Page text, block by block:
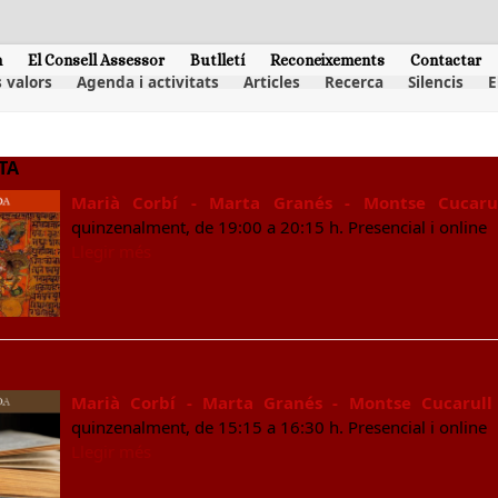
El Consell Assessor Butlletí Reconeixements Contactar
valors Agenda i activitats Articles Recerca Silencis
Marià Corbí - Marta Granés - Montse
quinzenalment, de 19:00 a 20:15 h. Presencial i online
Marià Corbí - Marta Granés - Montse Cucarull
quinzenalment, de 15:15 a 16:30 h. Presencial i online